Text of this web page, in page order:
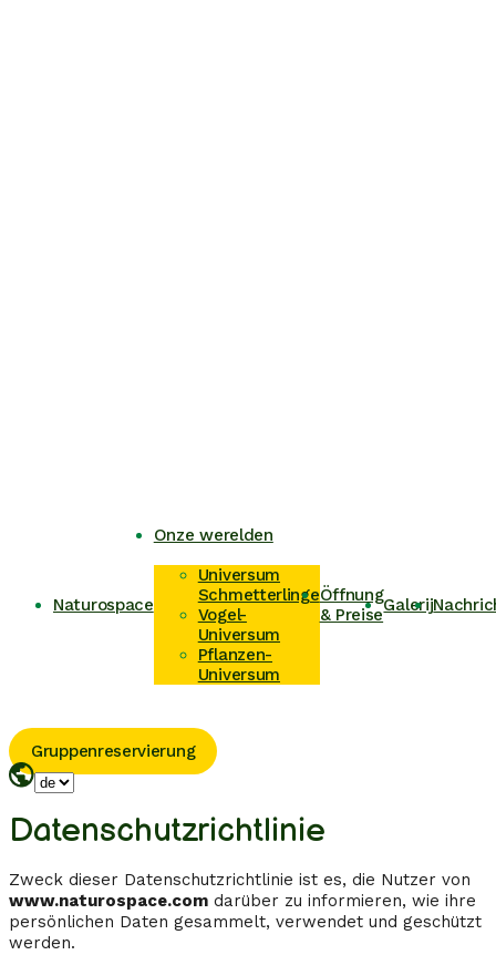
Naturospace
Onze werelden
Universum
Schmetterlinge
Vogel-
Universum
Pflanzen-
Universum
Öffnung
& PreiseGalerij
Gruppenreservierung
Datenschutzrichtlinie
Zweck dieser Datenschutzrichtlinie ist es, die Nutzer von
www.naturospace.com darüber zu informieren, wie ihre
persönlichen Daten gesammelt, verwendet und geschützt
werden.